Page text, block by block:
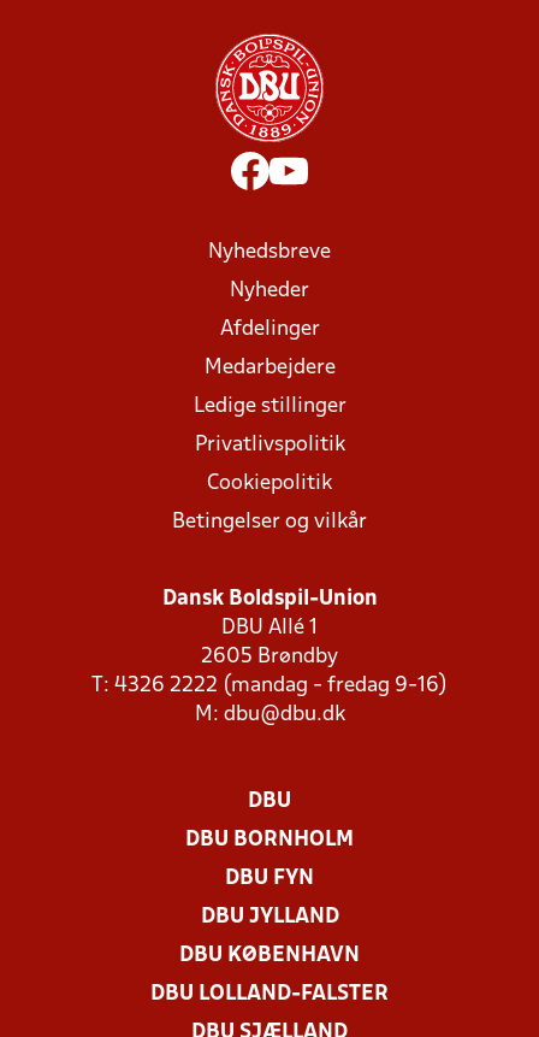
Nyhedsbreve
Nyheder
Afdelinger
Medarbejdere
Ledige stillinger
Privatlivspolitik
Cookiepolitik
Betingelser og vilkår
Dansk Boldspil-Union
DBU Allé 1
2605 Brøndby
T: 4326 2222 (mandag - fredag 9-16)
M: dbu@dbu.dk
DBU
DBU BORNHOLM
DBU FYN
DBU JYLLAND
DBU KØBENHAVN
DBU LOLLAND-FALSTER